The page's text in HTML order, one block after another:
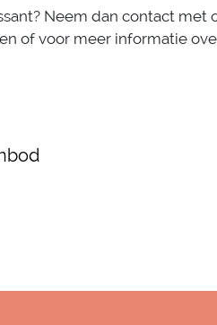
Neem dan contact met
of voor meer informatie